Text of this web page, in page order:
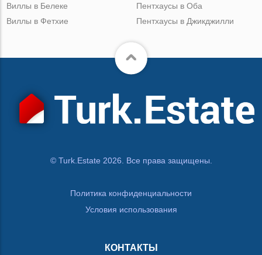
Виллы в Белеке
Виллы в Фетхие
Пентхаусы в Оба
Пентхаусы в Джикджилли
© Turk.Estate 2026. Все права защищены.
Политика конфиденциальности
Условия использования
КОНТАКТЫ